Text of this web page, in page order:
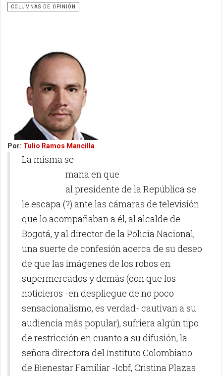
COLUMNAS DE OPINIÓN
Por: Tulio Ramos Mancilla
La misma se
mana en que
al presidente de la República se
le escapa (?) ante las cámaras de televisión
que lo acompañaban a él, al alcalde de
Bogotá, y al director de la Policía Nacional,
una suerte de confesión acerca de su deseo
de que las imágenes de los robos en
supermercados y demás (con que los
noticieros -en despliegue de no poco
sensacionalismo, es verdad- cautivan a su
audiencia más popular), sufriera algún tipo
de restricción en cuanto a su difusión, la
señora directora del Instituto Colombiano
de Bienestar Familiar -Icbf, Cristina Plazas